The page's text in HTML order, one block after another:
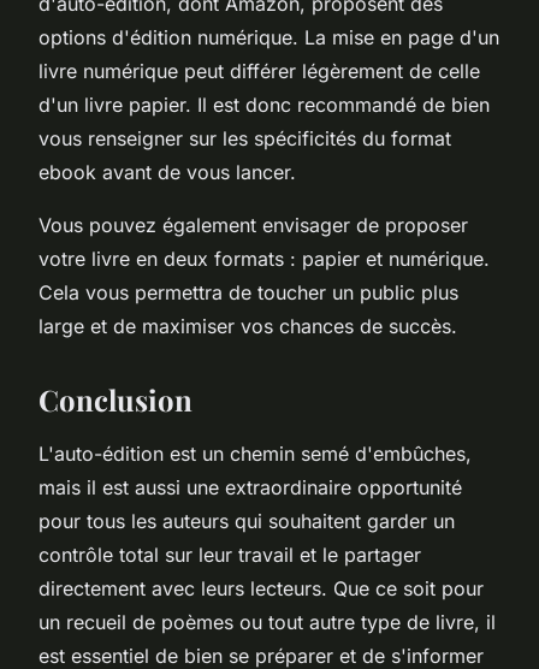
options d'édition numérique. La mise en page d'un
livre numérique peut différer légèrement de celle
d'un livre papier. Il est donc recommandé de bien
vous renseigner sur les spécificités du format
ebook avant de vous lancer.
Vous pouvez également envisager de proposer
votre livre en deux formats : papier et numérique.
Cela vous permettra de toucher un public plus
large et de maximiser vos chances de succès.
Conclusion
L'auto-édition est un chemin semé d'embûches,
mais il est aussi une extraordinaire opportunité
pour tous les auteurs qui souhaitent garder un
contrôle total sur leur travail et le partager
directement avec leurs lecteurs. Que ce soit pour
un recueil de poèmes ou tout autre type de livre, il
est essentiel de bien se préparer et de s'informer